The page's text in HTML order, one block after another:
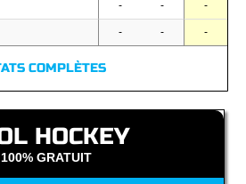
- - -
- - -
COMPLÈTES
HOCKEY
100% GRATUIT